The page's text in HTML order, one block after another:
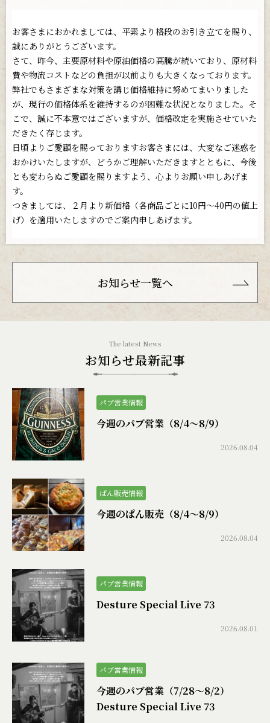
お客さまにおかれましては、平素より格段のお引き立てを賜り、
誠にありがとうございます。
さて、昨今、主要原材料や原油価格の高騰が続いており、原材料
費や物流コストなどの負担が以前よりも大きくなっております。
弊社でもさまざまな対策を講じ価格維持に努めてまいりました
が、現行の価格体系を維持するのが困難な状況となりました。そ
こで、誠に不本意ではございますが、価格改定を実施させていた
だきたく存じます。
日頃よりご愛顧を賜っておりますお客さまには、大変なご迷惑を
おかけいたしますが、どうかご理解いただきますとともに、今後
とも変わらぬご愛顧を賜りますよう、心よりお願い申しあげま
す。
つきましては、２月より新価格（各商品ごとに10円〜40円の値上
げ）を適用いたしますのでご案内申しあげます。
お知らせ一覧へ
お知らせ最新記事
パブ営業情報
今週のパブ営業（8/4〜8/9）
2026.08.04
ぱん販売情報
今週のぱん販売（8/4〜8/9）
2026.08.04
パブ営業情報
Desture Special Live 73
2026.08.01
パブ営業情報
今週のパブ営業（7/28〜8/2）
Desture Special Live 73